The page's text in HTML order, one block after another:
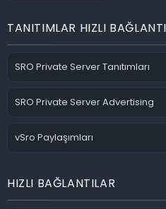
TANITIMLAR HIZLI BAĞLANTI
SRO Private Server Tanıtımları
SRO Private Server Advertising
vSro Paylaşımları
HIZLI BAĞLANTILAR